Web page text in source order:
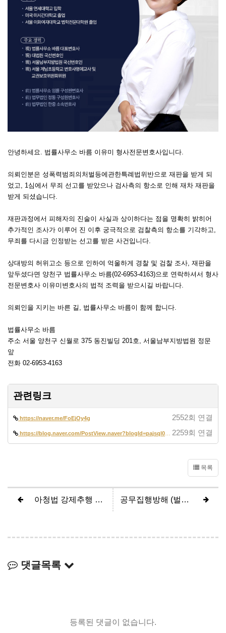
안녕하세요. 법률사무소 바름 이유미 형사전문변호사입니다.
의뢰인분은 성폭력범죄의처벌등에관한특례법위반으로 재판을 받게 되
었고, 1심에서 무죄 선고를 받았으나 검사측의 항소로 인해 재차 재판을
받게 되셨습니다.
재판과정에서 피해자의 진술이 사실과 상이하다는 점을 명확히 밝히어
추가적인 조사가 이루어 진 이후 궁극적으로 검찰측의 항소를 기각하고,
무죄를 다시금 인정받는 선고를 받은 사건입니다.
상대방의 허위고소 등으로 인하여 억울하게 경찰 및 검찰 조사, 재판을
앞두셨다면 양천구 법률사무소 바름(02-6953-4163)으로 연락하셔서 형사
전문변호사 이유미변호사의 법적 조력을 받으시길 바랍니다.
의뢰인을 지키는 바른 길, 법률사무소 바름이 함께 합니다.
법률사무소 바름
주소 서울 양천구 신월로 375 동진빌딩 201호, 서울남부지방법원 정문
앞
전화 02-6953-4163
관련링크
https://naver.me/FoEjOy4g 2552회 연결
https://blog.naver.com/PostView.naver?blogId=pajsql02&logNo=2237285312… 2259회 연결
목록
아청법 강제추행 무죄 사례 | 법률사무소 바름 이유미 형사전문변호사 공무집행방해 (벌금형)
댓글목록
등록된 댓글이 없습니다.